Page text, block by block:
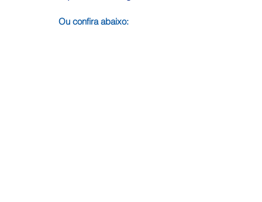
Ou confira abaixo: